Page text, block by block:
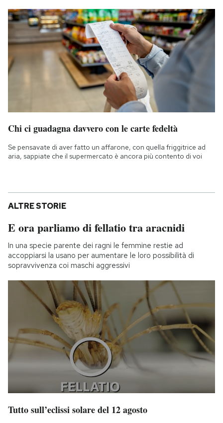
Chi ci guadagna davvero con le carte fedeltà
Se pensavate di aver fatto un affarone, con quella friggitrice ad
aria, sappiate che il supermercato è ancora più contento di voi
ALTRE STORIE
E ora parliamo di fellatio tra aracnidi
In una specie parente dei ragni le femmine restie ad
accoppiarsi la usano per aumentare le loro possibilità di
sopravvivenza coi maschi aggressivi
Tutto sull’eclissi solare del 12 agosto